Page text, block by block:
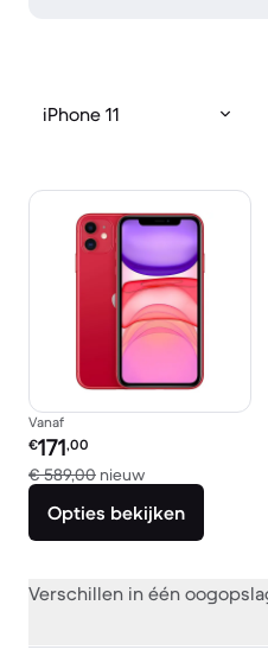
iPhone 11
Vanaf
Refurbished prijs:
€171,00
€ 589,00 nieuwVergeleken
Opties bekijken
Verschillen in één